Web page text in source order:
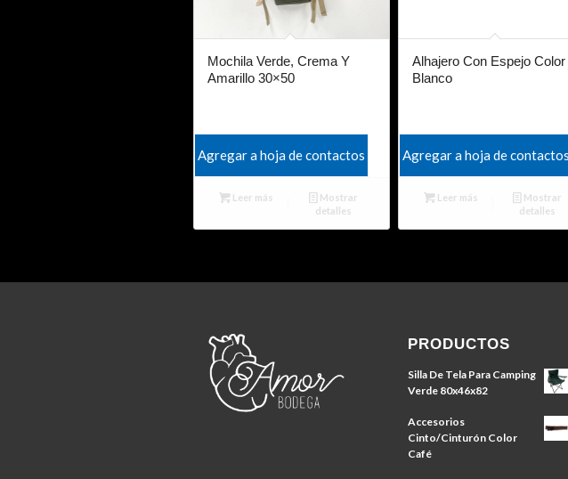
Mochila Verde, Crema Y
Amarillo 30×50
Agregar a hoja de contactos
Leer más
Mostrar
detalles
Alhajero Con Espejo Color
Blanco
Agregar a hoja de contactos
Leer más
Mostrar
detalles
PRODUCTOS
Silla De Tela Para Camping
Verde 80x46x82
Accesorios
Cinto/Cinturón Color
Café